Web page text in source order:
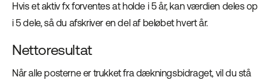
Hvis et aktiv fx forventes at holde i 5 år, kan værdien deles op
i 5 dele, så du afskriver en del af beløbet hvert år.
Nettoresultat
Når alle posterne er trukket fra dækningsbidraget, vil du stå